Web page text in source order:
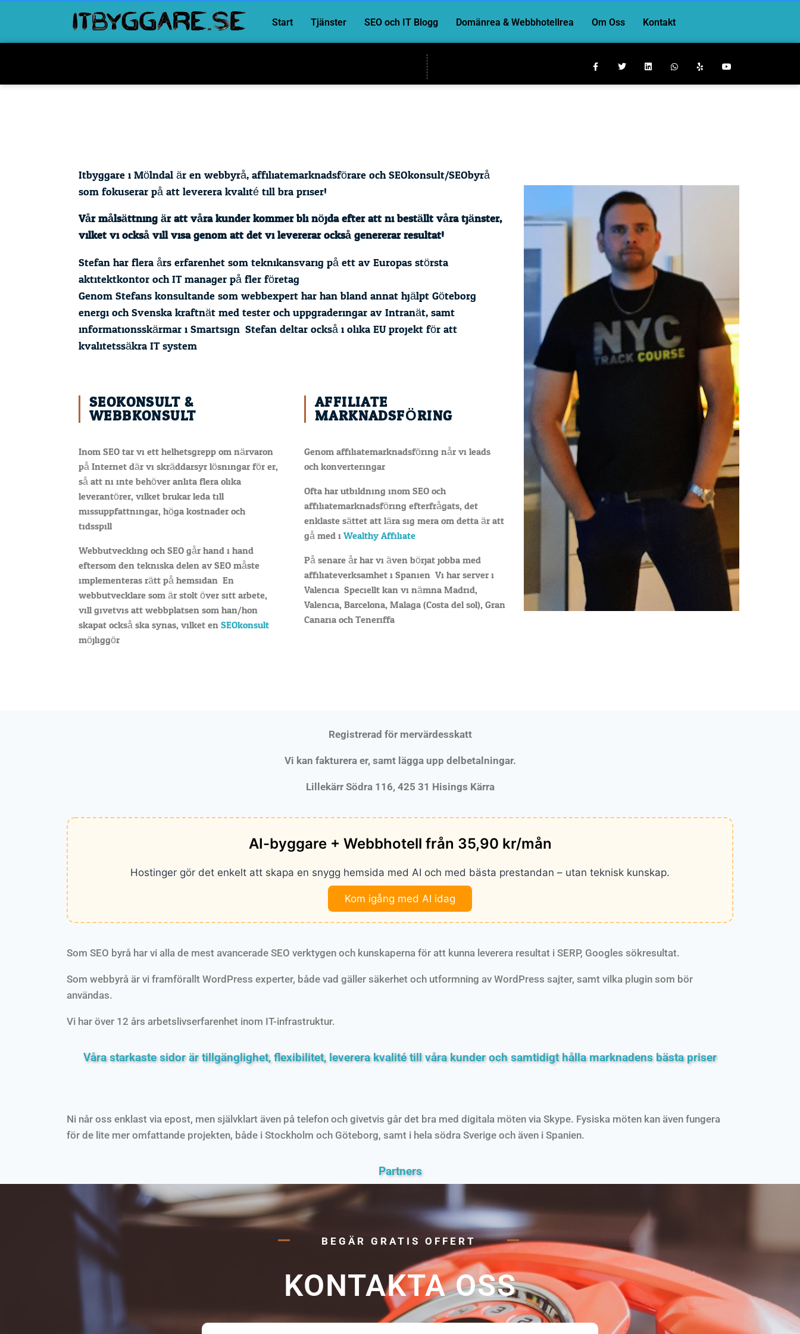
Start Tjänster SEO och IT Blogg Domänrea & Webbhotellrea Om Oss Kontakt
Itbyggare i Mölndal är en webbyrå, affiliatemarknadsförare och SEOkonsult/SEObyrå
som fokuserar på att leverera kvalité till bra priser!
Vår målsättning är att våra kunder kommer bli nöjda efter att ni beställt våra tjänster,
vilket vi också vill visa genom att det vi levererar också genererar resultat!
Stefan har flera års erfarenhet som teknikansvarig på ett av Europas största
aktitektkontor och IT manager på fler företag.
Genom Stefans konsultande som webbexpert har han bland annat hjälpt Göteborg
energi och Svenska kraftnät med tester och uppgraderingar av Intranät, samt
informationsskärmar i Smartsign. Stefan deltar också i olika EU projekt för att
kvalitetssäkra IT system.
SEOKONSULT &
WEBBKONSULT
Inom SEO tar vi ett helhetsgrepp om närvaron
på Internet där vi skräddarsyr lösningar för er,
så att ni inte behöver anlita flera olika
leverantörer, vilket brukar leda till
missuppfattningar, höga kostnader och
tidsspill.
Webbutveckling och SEO går hand i hand
eftersom den tekniska delen av SEO måste
implementeras rätt på hemsidan. En
webbutvecklare som är stolt över sitt arbete,
vill givetvis att webbplatsen som han/hon
skapat också ska synas, vilket enSEOkonsult
möjliggör.
AFFILIATE
MARKNADSFÖRING
Genom affiliatemarknadsföring når vi leads
och konverteringar.
Ofta har utbildning inom SEO och
affiliatemarknadsföring efterfrågats, det
enklaste sättet att lära sig mera om detta är att
gå med iWealthy Affiliate
På senare år har vi även börjat jobba med
affiliateverksamhet i Spanien. Vi har server i
Valencia. Speciellt kan vi nämna Madrid,
Valencia, Barcelona, Malaga (Costa del sol), Gran
Canaria och Teneriffa.
Registrerad för mervärdesskatt
Vi kan fakturera er, samt lägga upp delbetalningar.
Lillekärr Södra 116, 425 31 Hisings Kärra
AI-byggare + Webbhotell från 35,90 kr/mån
Hostinger gör det enkelt att skapa en snygg hemsida med AI och med bästa prestandan – utan teknisk kunskap.
Kom igång med AI idag
Som SEO byrå har vi alla de mest avancerade SEO verktygen och kunskaperna för att kunna leverera resultat i SERP, Googles sökresultat.
Som webbyrå är vi framförallt WordPress experter, både vad gäller säkerhet och utformning av WordPress sajter, samt vilka plugin som bör
användas.
Vi har över 12 års arbetslivserfarenhet inom IT-infrastruktur.
Våra starkaste sidor är tillgänglighet, flexibilitet, leverera kvalité till våra kunder och samtidigt hålla marknadens bästa priser
Ni når oss enklast via epost, men självklart även på telefon och givetvis går det bra med digitala möten via Skype. Fysiska möten kan även fungera
för de lite mer omfattande projekten, både i Stockholm och Göteborg, samt i hela södra Sverige och även i Spanien.
Partners
BEGÄR GRATIS OFFERT
KONTAKTA OSS